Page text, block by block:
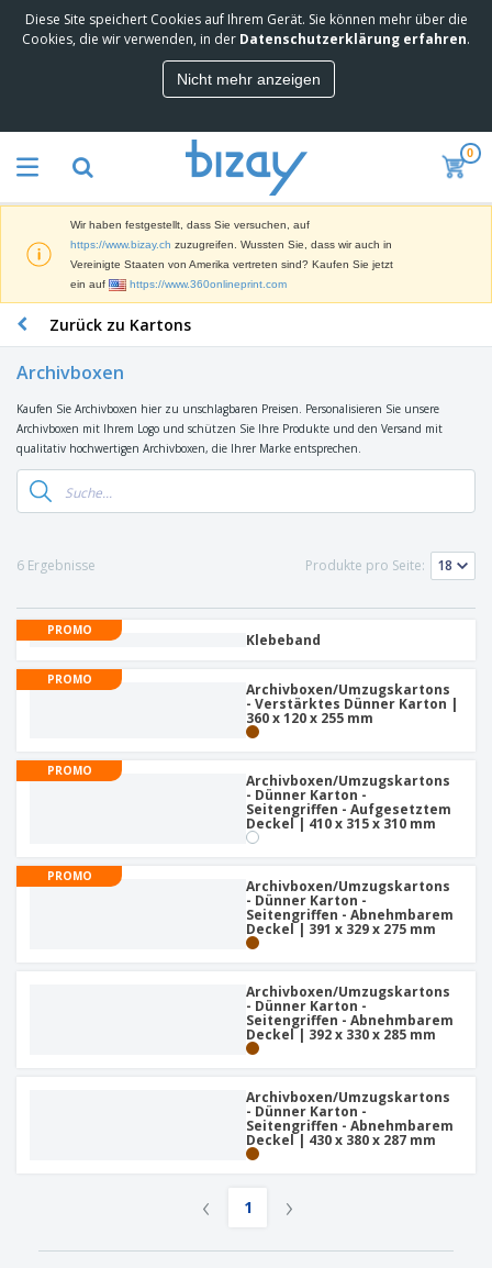
Diese Site speichert Cookies auf Ihrem Gerät. Sie können mehr über die
Cookies, die wir verwenden, in der Datenschutzerklärung erfahren.
Nicht mehr anzeigen
0
Wir haben festgestellt, dass Sie versuchen, auf
https://www.bizay.ch zuzugreifen. Wussten Sie, dass wir auch in
Vereinigte Staaten von Amerika vertreten sind? Kaufen Sie jetzt
ein auf
https://www.360onlineprint.com
Zurück zu Kartons
Archivboxen
Kaufen Sie Archivboxen hier zu unschlagbaren Preisen. Personalisieren Sie unsere
Archivboxen mit Ihrem Logo und schützen Sie Ihre Produkte und den Versand mit
qualitativ hochwertigen Archivboxen, die Ihrer Marke entsprechen.
6 Ergebnisse Produkte pro Seite:
PROMO
Klebeband
PROMO
Archivboxen/Umzugskartons
- Verstärktes Dünner Karton |
360 x 120 x 255 mm
PROMO
Archivboxen/Umzugskartons
- Dünner Karton -
Seitengriffen - Aufgesetztem
Deckel | 410 x 315 x 310 mm
PROMO
Archivboxen/Umzugskartons
- Dünner Karton -
Seitengriffen - Abnehmbarem
Deckel | 391 x 329 x 275 mm
Archivboxen/Umzugskartons
- Dünner Karton -
Seitengriffen - Abnehmbarem
Deckel | 392 x 330 x 285 mm
Archivboxen/Umzugskartons
- Dünner Karton -
Seitengriffen - Abnehmbarem
Deckel | 430 x 380 x 287 mm
‹ 1 ›